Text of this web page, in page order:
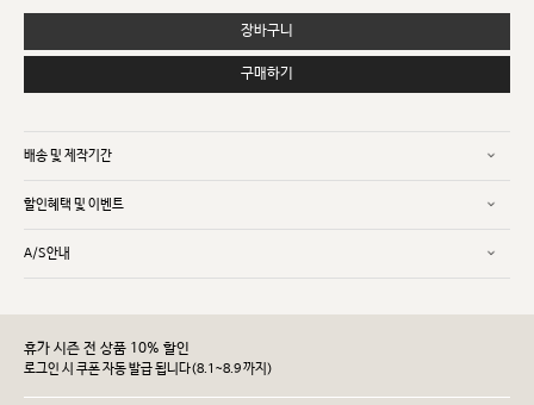
장바구니
구매하기
배송 및 제작기간
할인혜택 및 이벤트
A/S안내
휴가 시즌 전 상품 10% 할인
로그인 시 쿠폰 자동 발급 됩니다(8.1~8.9 까지)